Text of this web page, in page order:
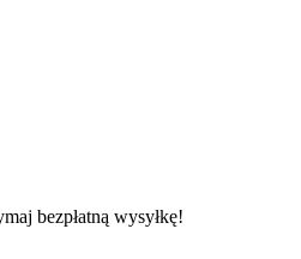
bezpłatną wysyłkę!